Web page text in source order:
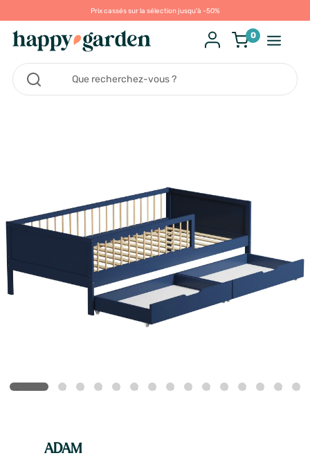
Prix cassés sur la sélection jusqu'à -50%
0
ADAM